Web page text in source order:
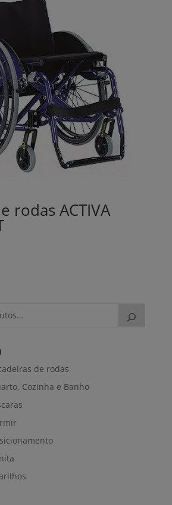
rodas ACTIVA
de rodas
Cozinha e Banho